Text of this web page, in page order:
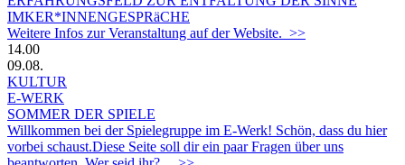
IMKER*INNENGESPRäCHE
Weitere Infos zur Veranstaltung auf der Website. >>
14.00
09.08.
KULTUR
E-WERK
SOMMER DER SPIELE
Willkommen bei der Spielegruppe im E-Werk! Schön, dass du hier
vorbei schaust.Diese Seite soll dir ein paar Fragen über uns